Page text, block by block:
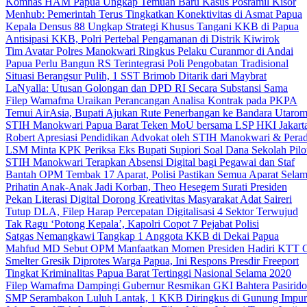
Menhub: Pemerintah Terus Tingkatkan Konektivitas di Asmat Papua
Kepala Densus 88 Ungkap Strategi Khusus Tangani KKB di Papua
Antisipasi KKB, Polri Pertebal Pengamanan di Distrik Kiwirok
Tim Avatar Polres Manokwari Ringkus Pelaku Curanmor di Andai
Papua Perlu Bangun RS Terintegrasi Poli Pengobatan Tradisional
Situasi Berangsur Pulih, 1 SST Brimob Ditarik dari Maybrat
LaNyalla: Utusan Golongan dan DPD RI Secara Substansi Sama
Filep Wamafma Uraikan Perancangan Analisa Kontrak pada PKPA
Temui AirAsia, Bupati Ajukan Rute Penerbangan ke Bandara Utarom
STIH Manokwari Papua Barat Teken MoU bersama LSP HKI
Robert Apresiasi Pendidikan Advokat oleh STIH Manokwari &
LSM Minta KPK Periksa Eks Bupati Supiori Soal Dana Sekolah
STIH Manokwari Terapkan Absensi Digital bagi Pegawai dan Staf
Bantah OPM Tembak 17 Aparat, Polisi Pastikan Semua Aparat
Prihatin Anak-Anak Jadi Korban, Theo Hesegem Surati Presiden
Pekan Literasi Digital Dorong Kreativitas Masyarakat Adat Saireri
Tutup DLA, Filep Harap Percepatan Digitalisasi 4 Sektor Terwujud
Tak Ragu ‘Potong Kepala’, Kapolri Copot 7 Pejabat Polisi
Satgas Nemangkawi Tangkap 1 Anggota KKB di Dekai Papua
Mahfud MD Sebut OPM Manfaatkan Momen Presiden Hadiri KTT
Smelter Gresik Diprotes Warga Papua, Ini Respons Presdir Freeport
Tingkat Kriminalitas Papua Barat Tertinggi Nasional Selama 2020
Filep Wamafma Dampingi Gubernur Resmikan GKI Bahtera Pasirido
SMP Serambakon Luluh Lantak, 1 KKB Diringkus di Gunung